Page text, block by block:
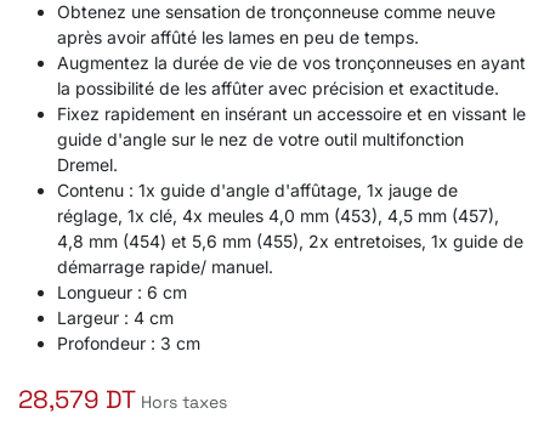
Obtenez une sensation de tronçonneuse comme neuve
après avoir affûté les lames en peu de temps.
Augmentez la durée de vie de vos tronçonneuses en ayant
la possibilité de les affûter avec précision et exactitude.
Fixez rapidement en insérant un accessoire et en vissant le
guide d'angle sur le nez de votre outil multifonction
Dremel.
Contenu : 1x guide d'angle d'affûtage, 1x jauge de
réglage, 1x clé, 4x meules 4,0 mm (453), 4,5 mm (457),
4,8 mm (454) et 5,6 mm (455), 2x entretoises, 1x guide de
démarrage rapide/ manuel.
Longueur : 6 cm
Largeur : 4 cm
Profondeur : 3 cm
28,579 DT Hors taxes